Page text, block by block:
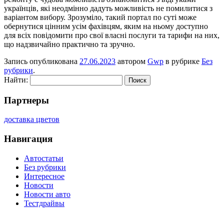
українців, які неодмінно дадуть можливість не помилитися з
варіантом вибору. Зрозуміло, такий портал по суті може
обернутися цінним усім фахівцям, яким на ньому доступно
для всіх повідомити про свої власні послуги та тарифи на них,
що надзвичайно практично та зручно.
Запись опубликована 27.06.2023 автором Gwp в рубрике Без
рубрики.
Найти:
Партнеры
доставка цветов
Навигация
Автостатьи
Без рубрики
Интересное
Новости
Новости авто
Тестдрайвы